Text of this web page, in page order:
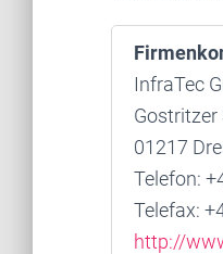
InfraTec
Gostritzer
01217
Telefon:
Telefax:
http://